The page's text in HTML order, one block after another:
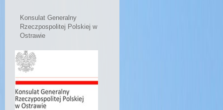
Konsulat Generalny
Rzeczpospolitej Polskiej w
Ostrawie